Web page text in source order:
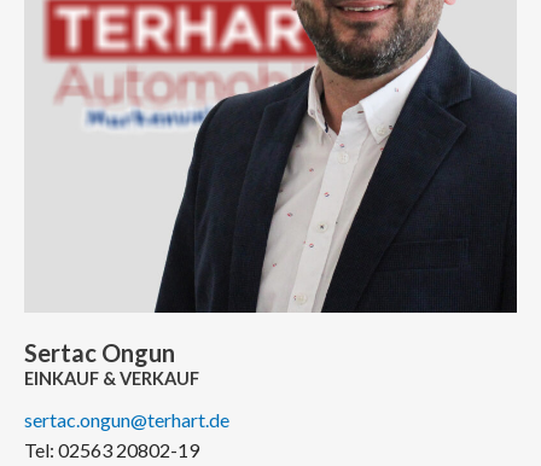
Sertac Ongun
EINKAUF & VERKAUF
sertac.ongun@terhart.de
Tel: 02563 20802-19